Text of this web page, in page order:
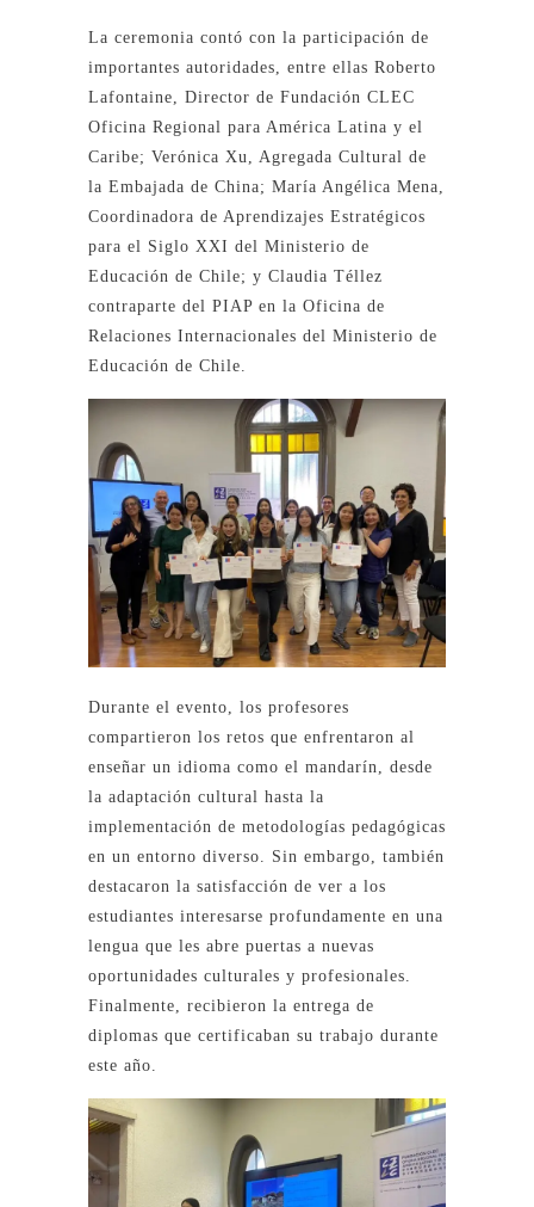
La ceremonia contó con la participación de
importantes autoridades, entre ellas Roberto
Lafontaine, Director de Fundación CLEC
Oficina Regional para América Latina y el
Caribe; Verónica Xu, Agregada Cultural de
la Embajada de China; María Angélica Mena,
Coordinadora de Aprendizajes Estratégicos
para el Siglo XXI del Ministerio de
Educación de Chile; y Claudia Téllez
contraparte del PIAP en la Oficina de
Relaciones Internacionales del Ministerio de
Educación de Chile.
Durante el evento, los profesores
compartieron los retos que enfrentaron al
enseñar un idioma como el mandarín, desde
la adaptación cultural hasta la
implementación de metodologías pedagógicas
en un entorno diverso. Sin embargo, también
destacaron la satisfacción de ver a los
estudiantes interesarse profundamente en una
lengua que les abre puertas a nuevas
oportunidades culturales y profesionales.
Finalmente, recibieron la entrega de
diplomas que certificaban su trabajo durante
este año.